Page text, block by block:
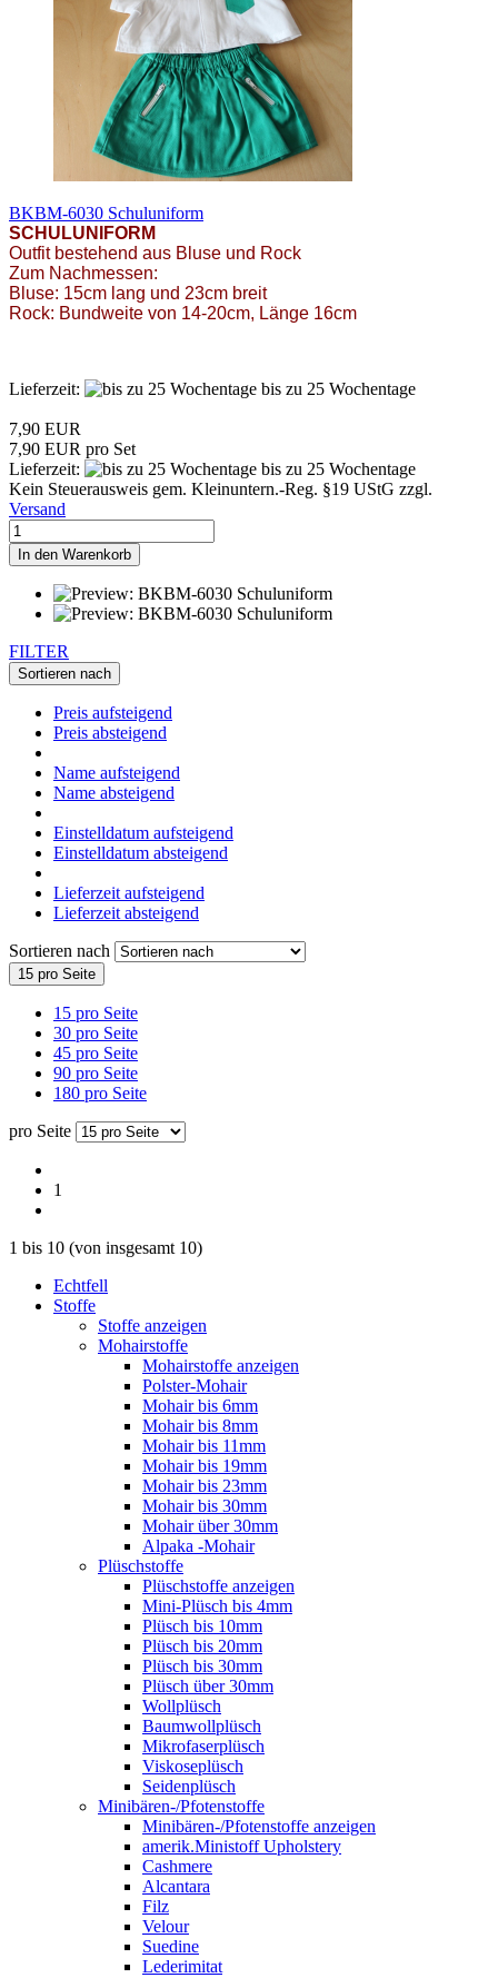
BKBM-6030 Schuluniform
SCHULUNIFORM
Outfit bestehend aus Bluse und Rock
Zum Nachmessen:
Bluse: 15cm lang und 23cm breit
Rock: Bundweite von 14-20cm, Länge 16cm
Lieferzeit: bis zu 25 Wochentage
7,90 EUR
7,90 EUR pro Set
Lieferzeit:
bis zu 25 Wochentage
Kein Steuerausweis gem. Kleinuntern.-Reg. §19 UStG zzgl.
Versand
In den Warenkorb
FILTER
Sortieren nach
Preis aufsteigend
Preis absteigend
Name aufsteigend
Name absteigend
Einstelldatum aufsteigend
Einstelldatum absteigend
Lieferzeit aufsteigend
Lieferzeit absteigend
Sortieren nach
15 pro Seite
15 pro Seite
30 pro Seite
45 pro Seite
90 pro Seite
180 pro Seite
pro Seite
1
1 bis 10 (von insgesamt 10)
Echtfell
Stoffe
Stoffe anzeigen
Mohairstoffe
Mohairstoffe anzeigen
Polster-Mohair
Mohair bis 6mm
Mohair bis 8mm
Mohair bis 11mm
Mohair bis 19mm
Mohair bis 23mm
Mohair bis 30mm
Mohair über 30mm
Alpaka -Mohair
Plüschstoffe
Plüschstoffe anzeigen
Mini-Plüsch bis 4mm
Plüsch bis 10mm
Plüsch bis 20mm
Plüsch bis 30mm
Plüsch über 30mm
Wollplüsch
Baumwollplüsch
Mikrofaserplüsch
Viskoseplüsch
Seidenplüsch
Minibären-/Pfotenstoffe
Minibären-/Pfotenstoffe anzeigen
amerik.Ministoff Upholstery
Cashmere
Alcantara
Filz
Velour
Suedine
Lederimitat